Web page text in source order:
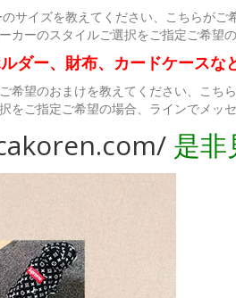
サイズを教えてください、こちらが
ーのスタイルご選択をご指定ご希望
ダー、財布、カードケースな
望のおまけを教えてください、こち
をご指定ご希望の場合、ラインでメッ
是非